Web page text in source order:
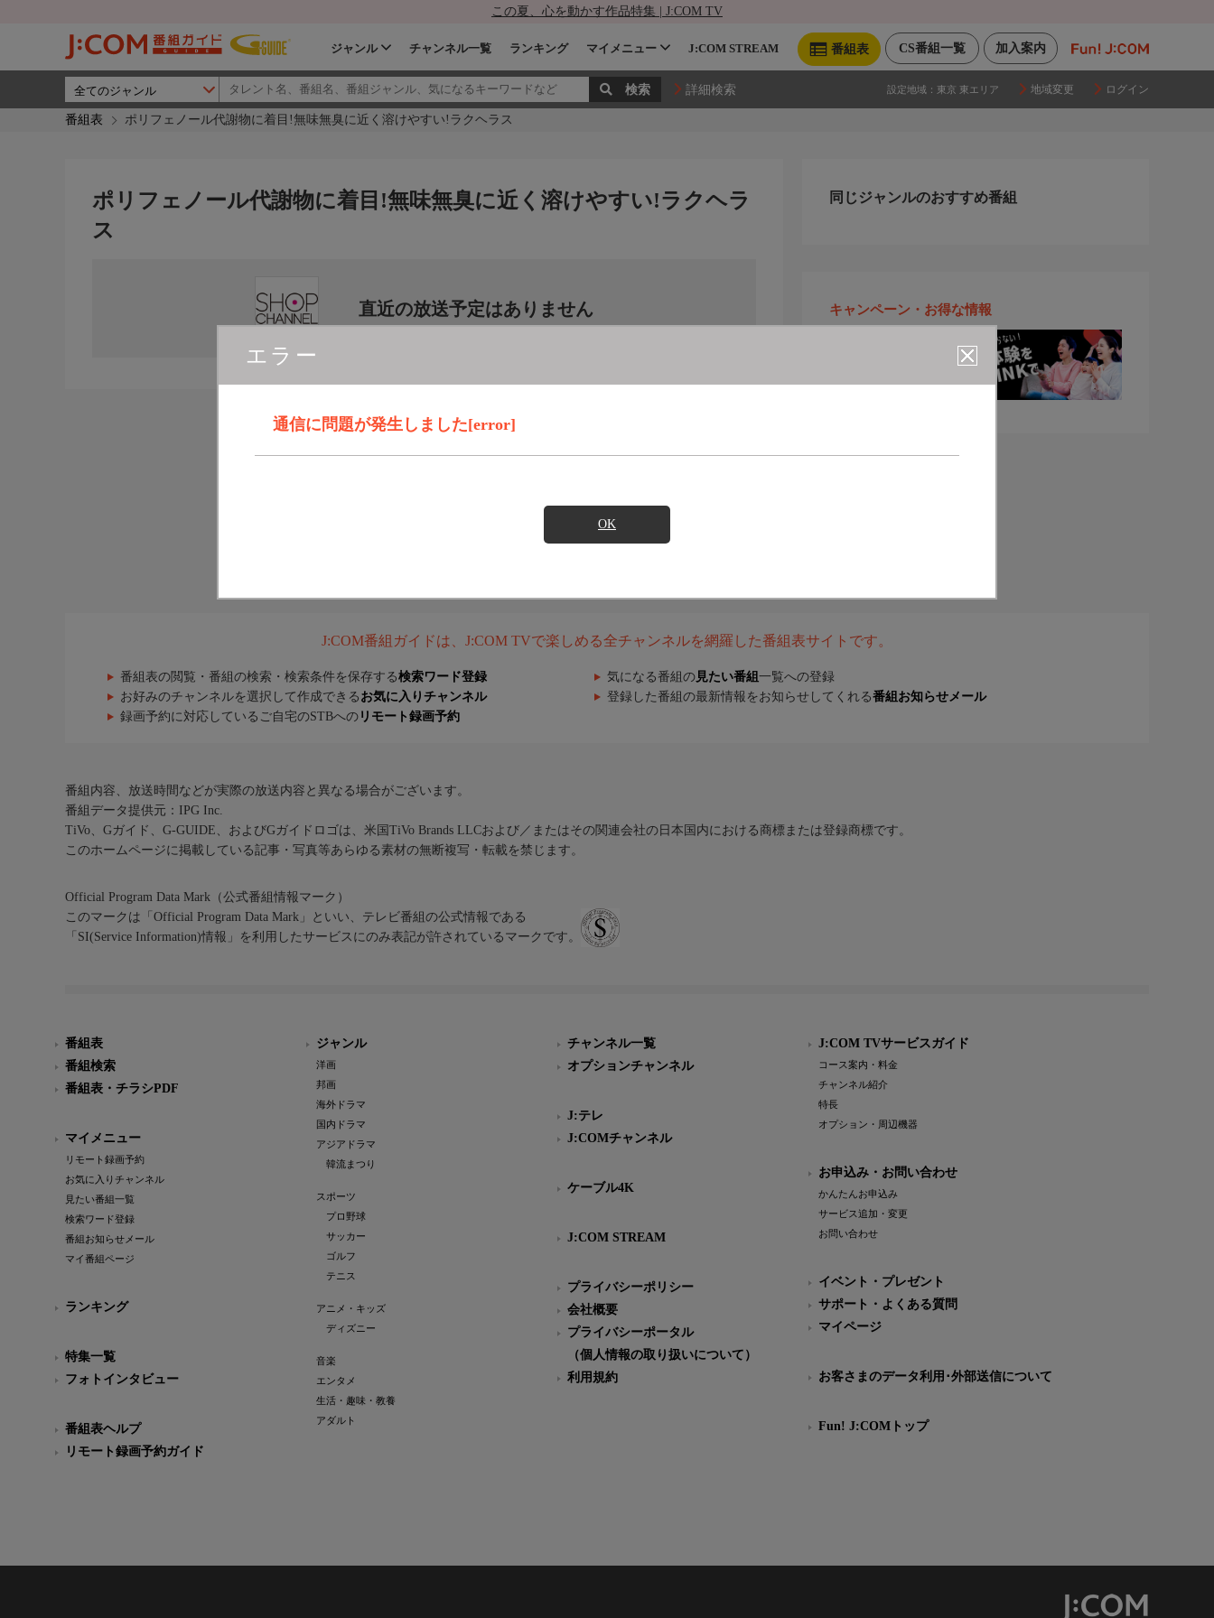
この夏、心を動かす作品特集 | J:COM TV
加入案内
CS番組一覧
番組表
ジャンル チャンネル一覧 ランキング マイメニュー J:COM STREAM
詳細検索 設定地域： 東京 東エリア 地域変更 ログイン
番組表 ポリフェノール代謝物に着目!無味無臭に近く溶けやすい!ラクヘラス
エラー
通信に問題が発生しました[error]
OK
ポリフェノール代謝物に着目!無味無臭に近く溶けやすい!ラクヘラ
ス
直近の放送予定はありません
同じジャンルのおすすめ番組
キャンペーン・お得な情報
J:COM番組ガイドは、J:COM TVで楽しめる全チャンネルを網羅した番組表サイトです。
番組表の閲覧・番組の検索・検索条件を保存する検索ワード登録 気になる番組の 見たい番組 一覧への登録
お好みのチャンネルを選択して作成できる お気に入りチャンネル 登録した番組の最新情報をお知らせしてくれる番組お知らせメール
録画予約に対応しているご自宅のSTBへの リモート録画予約
番組内容、放送時間などが実際の放送内容と異なる場合がございます。
番組データ提供元：IPG Inc.
TiVo、Gガイド、G-GUIDE、およびGガイドロゴは、米国TiVo Brands LLCおよび／またはその関連会社の日本国内における商標または登録商標です。
このホームページに掲載している記事・写真等あらゆる素材の無断複写・転載を禁じます。
Official Program Data Mark（公式番組情報マーク）
このマークは「Official Program Data Mark」といい、テレビ番組の公式情報である
「SI(Service Information)情報」を利用したサービスにのみ表記が許されているマークです。
番組表
番組検索
番組表・チラシPDF
マイメニュー
リモート録画予約
お気に入りチャンネル
見たい番組一覧
検索ワード登録
番組お知らせメール
マイ番組ページ
ランキング
特集一覧
フォトインタビュー
番組表ヘルプ
リモート録画予約ガイド
ジャンル
洋画
邦画
海外ドラマ
国内ドラマ
アジアドラマ
韓流まつり
スポーツ
プロ野球
サッカー
ゴルフ
テニス
アニメ・キッズ
ディズニー
音楽
エンタメ
生活・趣味・教養
アダルト
チャンネル一覧
オプションチャンネル
J:テレ
J:COMチャンネル
ケーブル4K
J:COM STREAM
プライバシーポリシー
会社概要
プライバシーポータル
（個人情報の取り扱いについて）
利用規約
J:COM TVサービスガイド
コース案内・料金
チャンネル紹介
特長
オプション・周辺機器
お申込み・お問い合わせ
かんたんお申込み
サービス追加・変更
お問い合わせ
イベント・プレゼント
サポート・よくある質問
マイページ
お客さまのデータ利用･外部送信について
Fun! J:COMトップ